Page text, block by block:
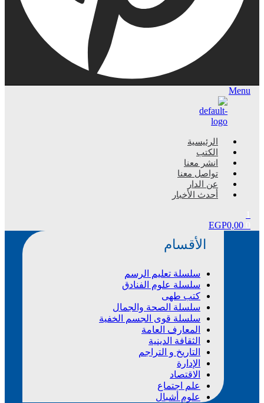
Menu
الرئيسية
الكتب
انشر معنا
تواصل معنا
عن الدار
أحدث الأخبار
EGP0,00
الأقسام
سلسلة تعليم الرسم
سلسلة علوم الفنادق
كتب طهى
سلسلة الصحة والجمال
سلسلة قوى الجسم الخفية
المعارف العامة
الثقافة الدينية
التاريخ و التراجم
الإدارة
الاقتصاد
علم اجتماع
علوم أشبال